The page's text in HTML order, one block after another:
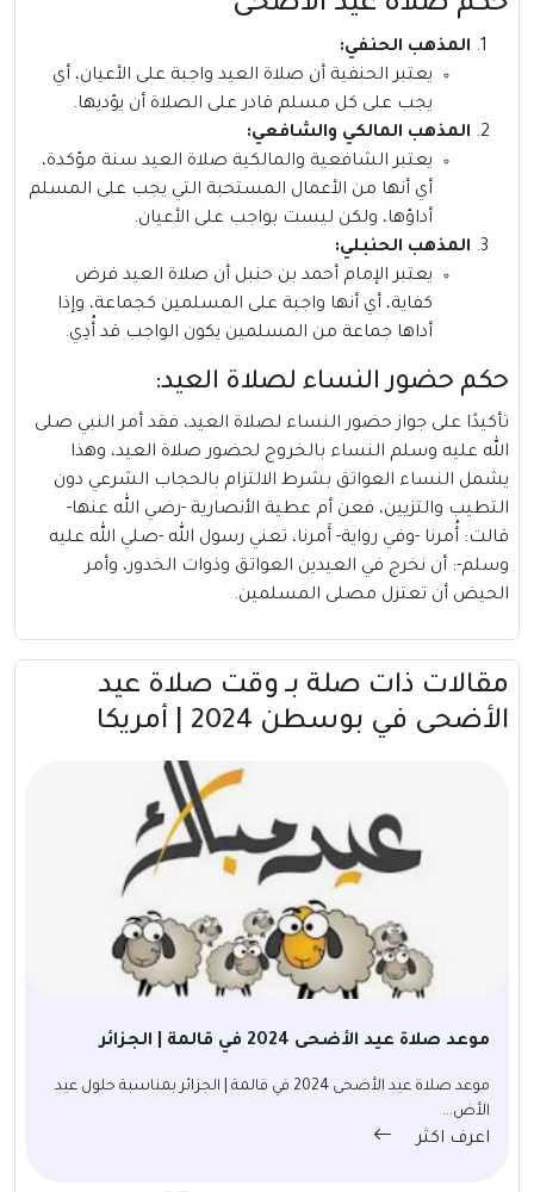
المذهب الحنفي:
يعتبر الحنفية أن صلاة العيد واجبة على الأعيان، أي
يجب على كل مسلم قادر على الصلاة أن يؤديها.
المذهب المالكي والشافعي:
يعتبر الشافعية والمالكية صلاة العيد سنة مؤكدة،
أي أنها من الأعمال المستحبة التي يجب على المسلم
أداؤها، ولكن ليست بواجب على الأعيان.
المذهب الحنبلي:
يعتبر الإمام أحمد بن حنبل أن صلاة العيد فرض
كفاية، أي أنها واجبة على المسلمين كجماعة، وإذا
أداها جماعة من المسلمين يكون الواجب قد أُدِي.
حكم حضور النساء لصلاة العيد:
تأكيدًا على جواز حضور النساء لصلاة العيد، فقد أمر النبي صلى
الله عليه وسلم النساء بالخروج لحضور صلاة العيد، وهذا
يشمل النساء العواتق بشرط الالتزام بالحجاب الشرعي دون
التطيب والتزيين، فعن أم عطية الأنصارية -رضي الله عنها-
قالت: أُمرنا -وفي رواية- أَمرنا، تعني رسول الله -صلي الله عليه
وسلم-: أن نخرج في العيدين العواتق وذوات الخدور، وأمر
الحيض أن تعتزل مصلى المسلمين.
مقالات ذات صلة بــ وقت صلاة عيد
الأضحى في بوسطن 2024 | أمريكا
موعد صلاة عيد الأضحى 2024 في قالمة | الجزائر
موعد صلاة عيد الأضحى 2024 في قالمة | الجزائر بمناسبة حلول عيد
الأض...
اعرف اكثر